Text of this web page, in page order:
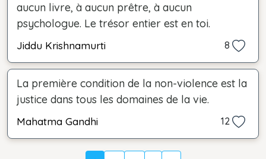
aucun livre, à aucun prêtre, à aucun
psychologue. Le trésor entier est en toi.
Jiddu Krishnamurti 8
La première condition de la non-violence est la
justice dans tous les domaines de la vie.
Mahatma Gandhi 12